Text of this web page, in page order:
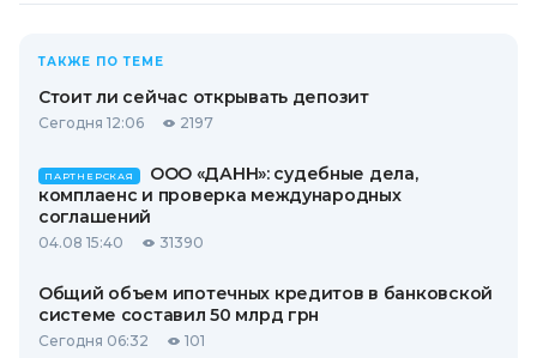
ТАКЖЕ ПО ТЕМЕ
Стоит ли сейчас открывать депозит
Сегодня 12:06 2197
ПАРТНЕРСКАЯ
ООО «ДАНН»: судебные дела,
комплаенс и проверка международных
соглашений
04.08 15:40 31390
Общий объем ипотечных кредитов в банковской
системе составил 50 млрд грн
Сегодня 06:32 101